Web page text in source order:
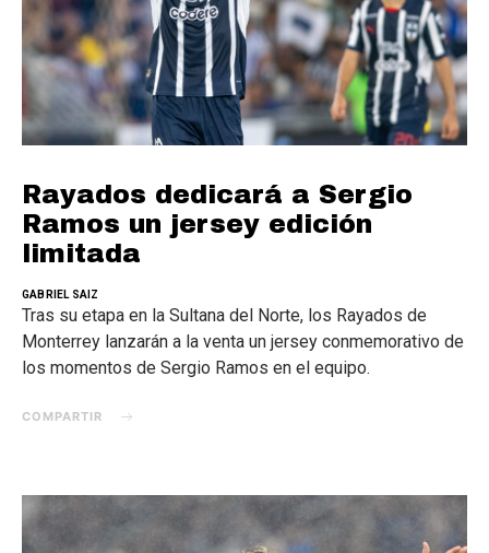
Rayados dedicará a Sergio
Ramos un jersey edición
limitada
GABRIEL SAIZ
Tras su etapa en la Sultana del Norte, los Rayados de
Monterrey lanzarán a la venta un jersey conmemorativo de
los momentos de Sergio Ramos en el equipo.
COMPARTIR